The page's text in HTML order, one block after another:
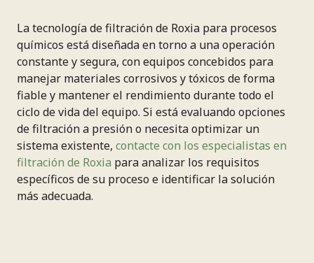
La tecnología de filtración de Roxia para procesos
químicos está diseñada en torno a una operación
constante y segura, con equipos concebidos para
manejar materiales corrosivos y tóxicos de forma
fiable y mantener el rendimiento durante todo el
ciclo de vida del equipo. Si está evaluando opciones
de filtración a presión o necesita optimizar un
sistema existente, contacte con los especialistas en
filtración de Roxia para analizar los requisitos
específicos de su proceso e identificar la solución
más adecuada.